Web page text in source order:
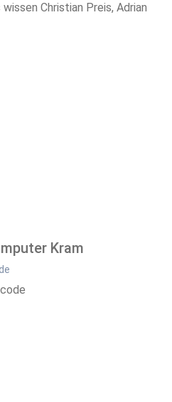
Christian Preis, Adrian
Kram